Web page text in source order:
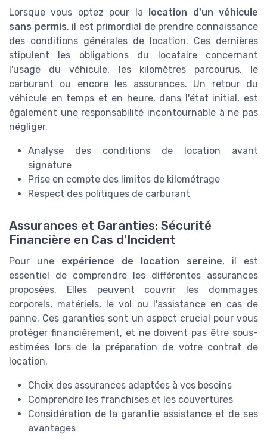
Lorsque vous optez pour la location d'un véhicule
sans permis, il est primordial de prendre connaissance
des conditions générales de location. Ces dernières
stipulent les obligations du locataire concernant
l'usage du véhicule, les kilomètres parcourus, le
carburant ou encore les assurances. Un retour du
véhicule en temps et en heure, dans l'état initial, est
également une responsabilité incontournable à ne pas
négliger.
Analyse des conditions de location avant
signature
Prise en compte des limites de kilométrage
Respect des politiques de carburant
Assurances et Garanties: Sécurité
Financière en Cas d'Incident
Pour une expérience de location sereine, il est
essentiel de comprendre les différentes assurances
proposées. Elles peuvent couvrir les dommages
corporels, matériels, le vol ou l'assistance en cas de
panne. Ces garanties sont un aspect crucial pour vous
protéger financièrement, et ne doivent pas être sous-
estimées lors de la préparation de votre contrat de
location.
Choix des assurances adaptées à vos besoins
Comprendre les franchises et les couvertures
Considération de la garantie assistance et de ses
avantages